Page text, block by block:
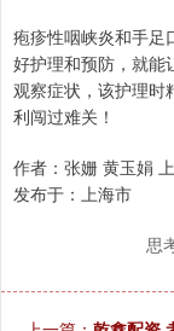
疱疹性咽峡炎和手足
好护理和预防，就能
观察症状，该护理时
利闯过难关！
作者：张姗 黄玉娟
发布于：上海市
思